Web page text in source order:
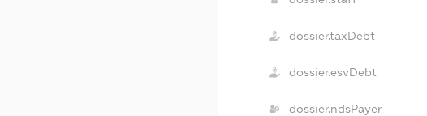
dossier.taxDebt
dossier.esvDebt
dossier.ndsPayer